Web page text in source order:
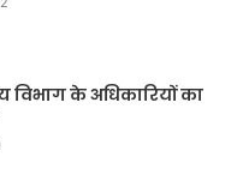
के अधिकारियों का